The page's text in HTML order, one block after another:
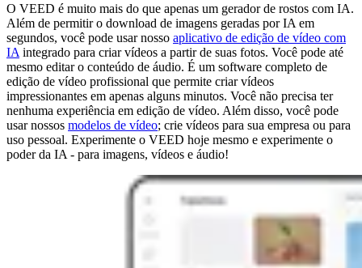
O VEED é muito mais do que apenas um gerador de rostos com IA.
Além de permitir o download de imagens geradas por IA em
segundos, você pode usar nosso aplicativo de edição de vídeo com
IA integrado para criar vídeos a partir de suas fotos. Você pode até
mesmo editar o conteúdo de áudio. É um software completo de
edição de vídeo profissional que permite criar vídeos
impressionantes em apenas alguns minutos. Você não precisa ter
nenhuma experiência em edição de vídeo. Além disso, você pode
usar nossos modelos de vídeo; crie vídeos para sua empresa ou para
uso pessoal. Experimente o VEED hoje mesmo e experimente o
poder da IA - para imagens, vídeos e áudio!